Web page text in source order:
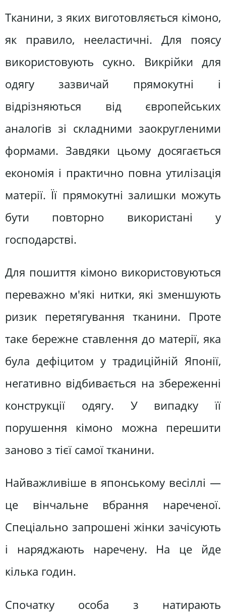
Тканини, з яких виготовляється кімоно,
як правило, нееластичні. Для поясу
використовують сукно. Викрійки для
одягу зазвичай прямокутні і
відрізняються від європейських
аналогів зі складними заокругленими
формами. Завдяки цьому досягається
економія і практично повна утилізація
матерії. Її прямокутні залишки можуть
бути повторно використані у
господарстві.
Для пошиття кімоно використовуються
переважно м'які нитки, які зменшують
ризик перетягування тканини. Проте
таке бережне ставлення до матерії, яка
була дефіцитом у традиційній Японії,
негативно відбивається на збереженні
конструкції одягу. У випадку її
порушення кімоно можна перешити
заново з тієї самої тканини.
Найважливіше в японському весіллі —
це вінчальне вбрання нареченої.
Спеціально запрошені жінки зачісують
і наряджають наречену. На це йде
кілька годин.
Спочатку особа з натирають